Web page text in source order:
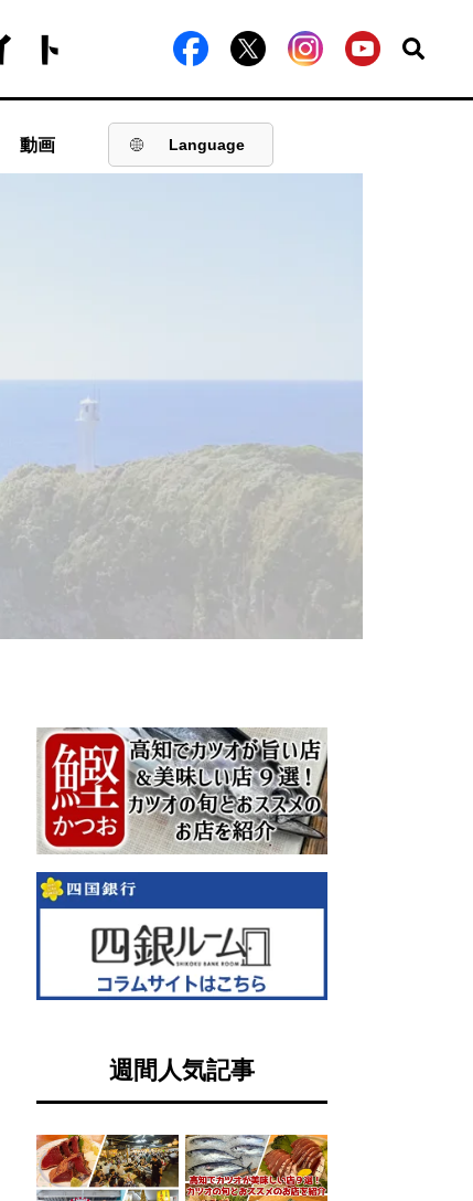
動画 Language
週間人気記事